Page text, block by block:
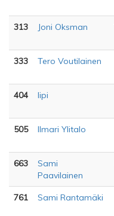
313 Joni Oksman
333 Tero Voutilainen
404 lipi
505 Ilmari Ylitalo
663
Sami
Paavilainen
761 Sami Rantamäki